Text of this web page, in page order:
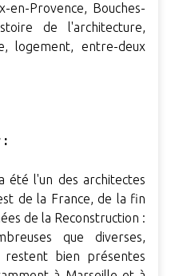
en-Provence, Bouches-
de l'architecture,
logement, entre-deux
:
été l'un des architectes
de la France, de la fin
de la Reconstruction :
que diverses,
restent bien présentes